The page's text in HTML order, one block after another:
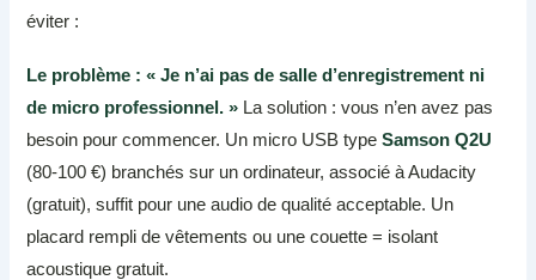
éviter :
Le problème : « Je n’ai pas de salle d’enregistrement ni
de micro professionnel. » La solution : vous n’en avez pas
besoin pour commencer. Un micro USB typeSamson Q2U
(80-100 €) branchés sur un ordinateur, associé à Audacity
(gratuit), suffit pour une audio de qualité acceptable. Un
placard rempli de vêtements ou une couette = isolant
acoustique gratuit.